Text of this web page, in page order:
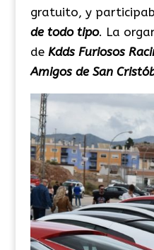
gratuito, y
de todo tipo. La
de Kdds Furiosos
Amigos de San